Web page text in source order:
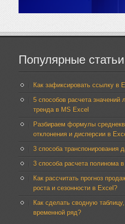
Популярные статьи
Как зафиксировать ссылку в
5 способов расчета значений
тренда в MS Excel
Разбираем формулы
отклонения и дисперсии в
3 способа транспонирования
3 способа расчета полинома в
Как рассчитать прогноз
роста и сезонности в Excel?
Как сделать сводную
временной ряд?